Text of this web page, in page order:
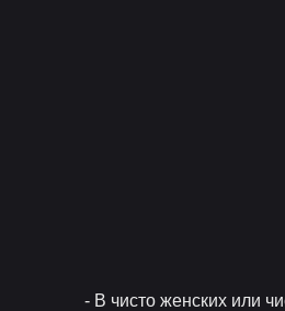
- В чисто женских или